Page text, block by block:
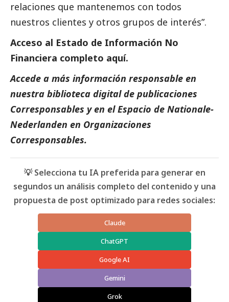
relaciones que mantenemos con todos
nuestros clientes y otros grupos de interés”.
Acceso al Estado de Información No
Financiera completo aquí.
Accede a más información responsable en
nuestra biblioteca digital de publicaciones
Corresponsables y en el Espacio de Nationale-
Nederlanden en Organizaciones
Corresponsables.
💡 Selecciona tu IA preferida para generar en
segundos un análisis completo del contenido y una
propuesta de post optimizado para redes sociales:
Claude
ChatGPT
Google AI
Gemini
Grok